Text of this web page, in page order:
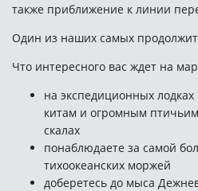
также приближение к линии
Один из наших самых
Что интересного вас ждет на
на экспедиционных
китам и огромным
скалах
понаблюдаете за самой
тихоокеанских моржей
доберетесь до мыса